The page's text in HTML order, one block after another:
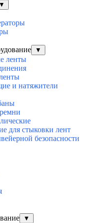
▼
▼
ленты
и натяжители
для стыковки лент
безопасности
▼